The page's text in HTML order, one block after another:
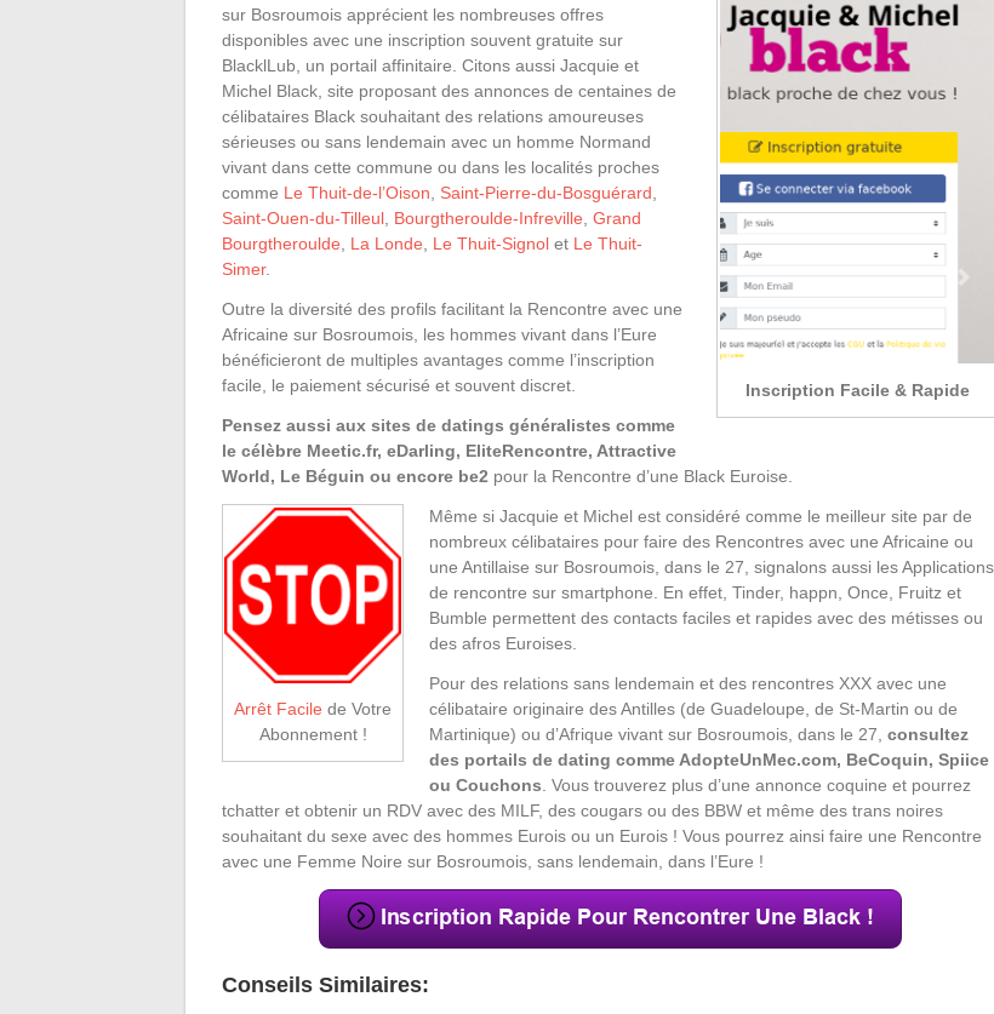
Inscription Facile & Rapide
sur Bosroumois apprécient les nombreuses offres
disponibles avec une inscription souvent gratuite sur
BlacklLub, un portail affinitaire. Citons aussi Jacquie et
Michel Black, site proposant des annonces de centaines de
célibataires Black souhaitant des relations amoureuses
sérieuses ou sans lendemain avec un homme Normand
vivant dans cette commune ou dans les localités proches
comme Le Thuit-de-l’Oison Saint-Pierre-du-Bosguérard
Saint-Ouen-du-Tilleul Bourgtheroulde-Infreville Grand
Bourgtheroulde
La Londe Le Thuit-Signol et Le Thuit-
Simer.
Outre la diversité des profils facilitant la Rencontre avec une
Africaine sur Bosroumois, les hommes vivant dans l’Eure
bénéficieront de multiples avantages comme l’inscription
facile, le paiement sécurisé et souvent discret.
Pensez aussi aux sites de datings généralistes comme
le célèbre Meetic.fr, eDarling, EliteRencontre, Attractive
World, Le Béguin ou encore be2 pour la Rencontre d’une Black Euroise.
Arrêt Facile de Votre
Abonnement !
Même si Jacquie et Michel est considéré comme le meilleur site par de
nombreux célibataires pour faire des Rencontres avec une Africaine ou
une Antillaise sur Bosroumois, dans le 27, signalons aussi les Applications
de rencontre sur smartphone. En effet, Tinder, happn, Once, Fruitz et
Bumble permettent des contacts faciles et rapides avec des métisses ou
des afros Euroises.
Pour des relations sans lendemain et des rencontres XXX avec une
célibataire originaire des Antilles (de Guadeloupe, de St-Martin ou de
Martinique) ou d’Afrique vivant sur Bosroumois, dans le 27, consultez
des portails de dating comme AdopteUnMec.com, BeCoquin, Spiice
ou Couchons . Vous trouverez plus d’une annonce coquine et pourrez
tchatter et obtenir un RDV avec des MILF, des cougars ou des BBW et même des trans noires
souhaitant du sexe avec des hommes Eurois ou un Eurois ! Vous pourrez ainsi faire une Rencontre
avec une Femme Noire sur Bosroumois, sans lendemain, dans l’Eure !
Conseils Similaires: